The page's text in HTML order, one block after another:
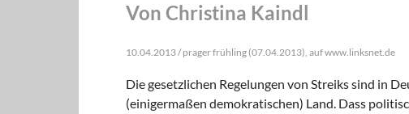
Von Christina Kaindl
10.04.2013 / prager frühling (07.04.2013), auf www.linksnet.de
Die gesetzlichen Regelungen von Streiks sind in
(einigermaßen demokratischen) Land. Dass